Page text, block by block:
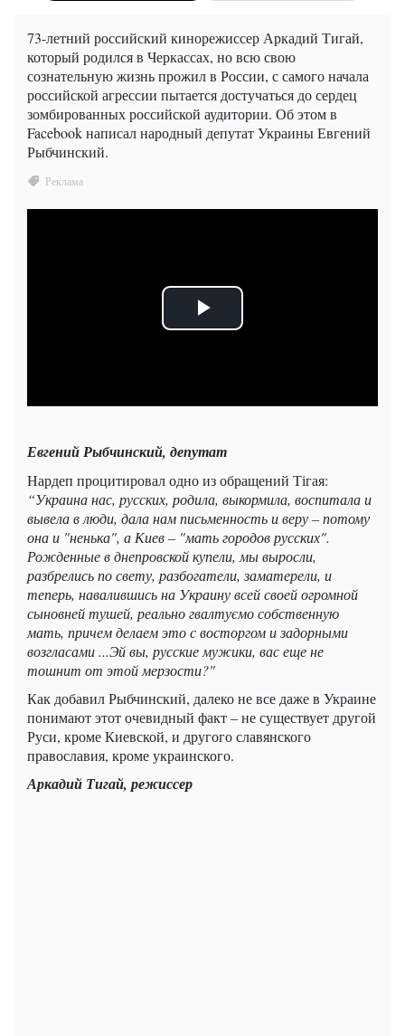
73-летний российский кинорежиссер Аркадий Тигай,
который родился в Черкассах, но всю свою
сознательную жизнь прожил в России, с самого начала
российской агрессии пытается достучаться до сердец
зомбированных российской аудитории. Об этом в
Facebook написал народный депутат Украины Евгений
Рыбчинский.
Евгений Рыбчинский, депутат
Нардеп процитировал одно из обращений Тігая:
“Украина нас, русских, родила, выкормила, воспитала и
вывела в люди, дала нам письменность и веру – потому
она и "ненька", а Киев – "мать городов русских".
Рожденные в днепровской купели, мы выросли,
разбрелись по свету, разбогатели, заматерели, и
теперь, навалившись на Украину всей своей огромной
сыновней тушей, реально гвалтуємо собственную
мать, причем делаем это с восторгом и задорными
возгласами ...Эй вы, русские мужики, вас еще не
тошнит от этой мерзости?"
Как добавил Рыбчинский, далеко не все даже в Украине
понимают этот очевидный факт – не существует другой
Руси, кроме Киевской, и другого славянского
православия, кроме украинского.
Аркадий Тигай, режиссер